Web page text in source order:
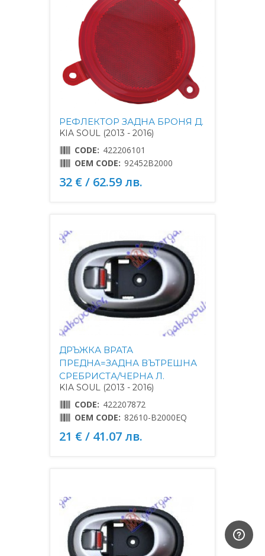
РЕФЛЕКТОР ЗАДНА БРОНЯ Д.
KIA SOUL (2013 - 2016)
CODE: 422206101
OEM CODE: 92452B2000
32 € / 62.59 лв.
ДРЪЖКА ВРАТА
ПРЕДНА=ЗАДНА ВЪТРЕШНА
СРЕБРИСTА/ЧЕРНА Л.
KIA SOUL (2013 - 2016)
CODE: 422207872
OEM CODE: 82610-B2000EQ
21 € / 41.07 лв.